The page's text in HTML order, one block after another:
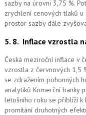
sazby na úrovni 3,75 %.
zrychlení cenových tlaků u
prostor sazby dále
5. 8. Inflace vzrostla
Česká meziroční inflace v
vzrostla z červnových 1,5
se zdražením pohonných
analytiků Komerční banky
letošního roku se přiblíží k
promítání druhotných